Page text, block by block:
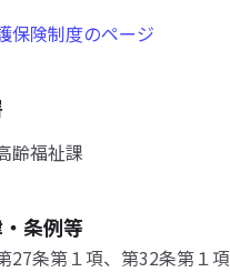
保険制度のページ
齢福祉課
条例等
27条第１項、第32条第１項